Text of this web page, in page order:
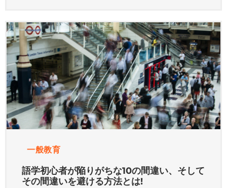
一般教育
語学初心者が陥りがちな10の間違い、そして
その間違いを避ける方法とは!